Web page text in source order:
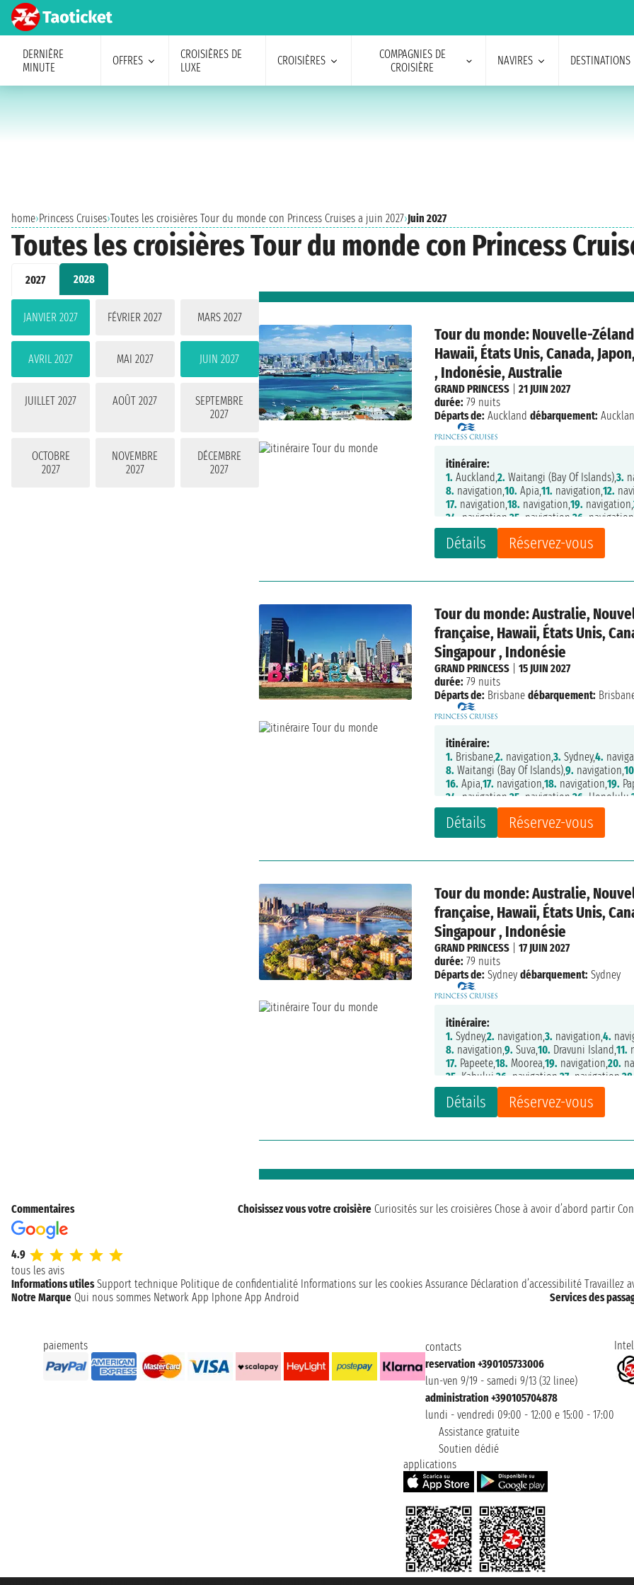
DERNIÈRE
MINUTE
OFFRES
CROISIÈRES DE
LUXE
CROISIÈRES
COMPAGNIES DE
CROISIÈRE
NAVIRES DESTINATIONS
home›Princess Cruises›Toutes les croisières Tour du monde con Princess Cruises a juin 2027›Juin 2027
Toutes les croisières Tour du monde con Princess
2027 2028
JANVIER 2027 FÉVRIER 2027 MARS 2027
AVRIL 2027 MAI 2027 JUIN 2027
JUILLET 2027 AOÛT 2027
SEPTEMBRE
2027
OCTOBRE
2027
NOVEMBRE
2027
DÉCEMBRE
2027
Tour du monde: Nouvelle-
Hawaii, États Unis, Canada,
, Indonésie, Australie
Détails Réservez-vous
GRAND PRINCESS |21 JUIN 2027
durée: 79 nuits
Départs de: Auckland débarquement:
itinéraire:
1. Auckland,2. Waitangi (Bay Of Islands),3.
8. navigation,10. Apia,11. navigation,12.
17. navigation,18. navigation,19. navigation,
24.
navigation,25. navigation,26.
31.Victoria,32.Vancouver,33.navigation,
38.Whittier, 39.navigation,40.navigation,
45.navigation,46.navigation,47.Tokyo,
60.Hô Chi Minh,61.navigation,62.
74.navigation,75.Brisbane,76.navigation,
Tour du monde: Australie,
française, Hawaii, États Unis,
Singapour , Indonésie
Détails Réservez-vous
GRAND PRINCESS |15 JUIN 2027
durée: 79 nuits
Départs de: Brisbane débarquement:
itinéraire:
1. Brisbane,2. navigation,3. Sydney,4.
8. Waitangi (Bay Of Islands),9. navigation,
16. Apia,17. navigation,18. navigation,19.
24.
navigation,25. navigation,26. Honolulu,
31.navigation,32.navigation,33.Los Angeles,
38.Vancouver, 39.navigation,40.Wrangell,
45.navigation,46.navigation,47.navigation,
61.navigation,62.Hong Kong,63.Hong
76.navigation,77.navigation,78.navigation,
Tour du monde: Australie,
française, Hawaii, États Unis,
Singapour , Indonésie
Détails Réservez-vous
GRAND PRINCESS |17 JUIN 2027
durée: 79 nuits
Départs de: Sydney débarquement: Sydney
itinéraire:
1. Sydney,2. navigation,3. navigation,4.
8. navigation,9. Suva,10. Dravuni Island,11.
17. Papeete,18. Moorea,19. navigation,20.
25. Kahului,26. navigation,27. navigation,28.
32.navigation,33.San Francisco,34.
40.Hubbard Glacier,41.College Fjord,
47.navigation,48.navigation,49.navigation,
62.navigation,63.navigation,64.Hô Chi
77.navigation,78.navigation,79.Brisbane,
Commentaires
4.9
tous les avis
Choisissez vous votre croisière Curiosités sur les croisières Chose à avoir d’abord partir
Informations utiles Support technique Politique de confidentialité Informations sur les cookies Assurance Déclaration d’accessibilité Travaillez
Notre Marque Qui nous sommes Network App Iphone App Android Services des
paiements
contacts
reservation +390105733006
lun-ven 9/19 - samedi 9/13 (32 linee)
administration +390105704878
lundi - vendredi 09:00 - 12:00 e 15:00 - 17:00
Assistance gratuite
Soutien dédié
applications